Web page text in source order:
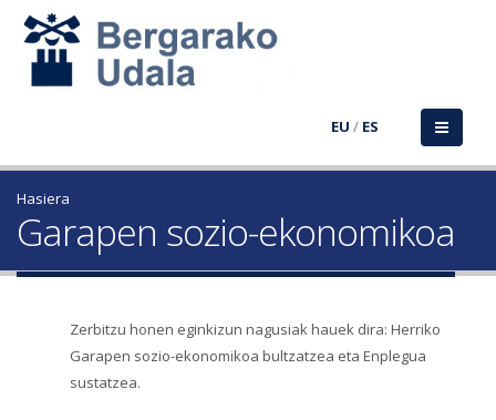
EU / ES
Hasiera
Garapen sozio-ekonomikoa
Zerbitzu honen eginkizun nagusiak hauek dira: Herriko
Garapen sozio-ekonomikoa bultzatzea eta Enplegua
sustatzea.